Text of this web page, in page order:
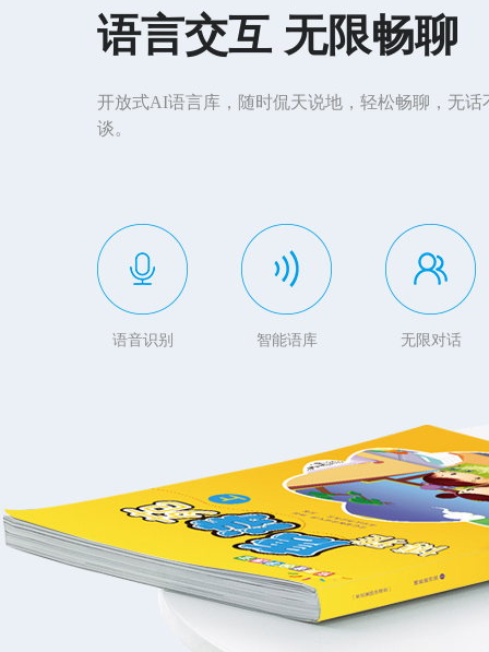
语言交互 无限畅聊
开放式AI语言库，随时侃天说地，轻松畅聊，无话
谈。
语音识别 智能语库 无限对话